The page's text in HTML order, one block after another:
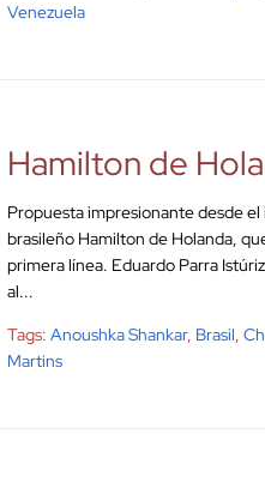
Venezuela
Hamilton de
Propuesta impresionante desde
brasileño Hamilton de Holanda,
primera línea. Eduardo Parra
al...
Tags: Anoushka Shankar, Brasil,
Martins